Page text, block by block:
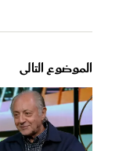
الموضوع التالى